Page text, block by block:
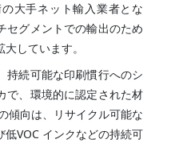
大手ネット輸入業者とな
セグメントでの輸出のため
しています。
持続可能な印刷慣行へのシ
で、環境的に認定された材
傾向は、リサイクル可能な
VOC インクなどの持続可